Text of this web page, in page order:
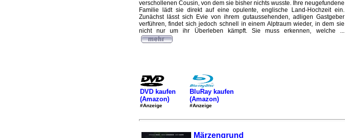
verschollenen Cousin, von dem sie bisher nichts wusste. Ihre neugefundene
Familie lädt sie direkt auf eine opulente, englische Land-Hochzeit ein.
Zunächst lässt sich Evie von ihrem gutaussehenden, adligen Gastgeber
verführen, findet sich jedoch schnell in einem Alptraum wieder, in dem sie
nicht nur um ihr Überleben kämpft. Sie muss erkennen, welche ...
DVD kaufen
(Amazon)
#Anzeige
BluRay kaufen
(Amazon)
#Anzeige
Märzengrund